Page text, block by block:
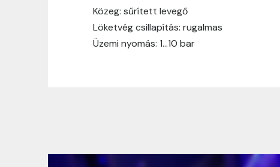
Közeg: sűrített levegő
Löketvég csillapítás: rugalmas
Üzemi nyomás: 1…10 bar